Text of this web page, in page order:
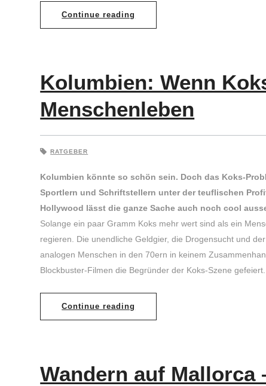
Continue reading
Kolumbien: Wenn
Menschenleben
RATGEBER
Kolumbien könnte so schön sein. Doch das Koks-
Sportlern und Schriftstellern unter der teuflischen
Hollywood lässt die ganze Sache auch noch cool
Solange ein paar Gramm Koks mehr wert sind als ein
regieren. Die unendliche Geldgier, die Drogensucht und
analogen Menschen in den 70ern in keinem
Blockbuster-Filmen die Begründer der Koks-Szene gefeiert.
Continue reading
Wandern auf Mallorca